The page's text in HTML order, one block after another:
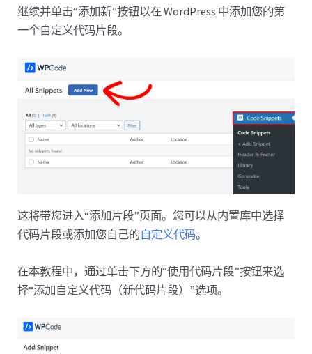
继续并单击“添加新”按钮以在 WordPress 中添加您的第
一个自定义代码片段。
这将带您进入“添加片段”页面。您可以从内置库中选择
代码片段或添加您自己的自定义代码。
在本教程中，通过单击下方的“使用代码片段”按钮来选
择“添加自定义代码（新代码片段）”选项。